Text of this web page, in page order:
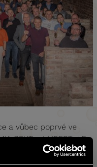
a vůbec poprvé ve
SEKT a HUBERT J.E.
a sdíleli zkušenosti a